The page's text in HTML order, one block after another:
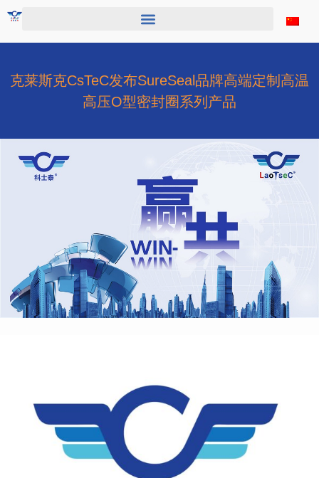
克莱斯克CsTeC发布SureSeal品牌高端定制高温
高压O型密封圈系列产品